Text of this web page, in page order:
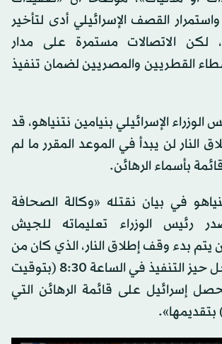
القصف الإسرائيلي أدى لتأخير
لكن الاتصالات مستمرة على مدار
القطريين والمصريين لضمان تنفيذ
الإسرائيلي بنيامين نتنياهو، قد
النار لن يبدأ في الموعد المقرر ما لم
بأسماء الرهائن.
في بيان نقتله «وكالة الصحافة
رئيس الوزراء تعليماته للجيش
لن يتم بدء وقف إطلاق النار، الذي كان من
المفترض أن يدخل حيز التنفيذ في الساعة 8:30 (بتوقيت
إسرائيل على قائمة الرهائن التي